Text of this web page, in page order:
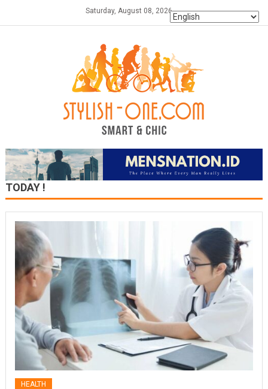
Saturday, August 08, 2026
TODAY !
HEALTH